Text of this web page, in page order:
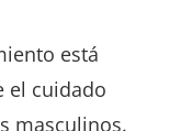
está
el cuidado
masculinos.